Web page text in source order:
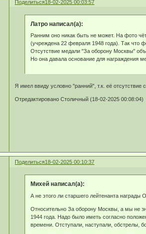
Поделиться18-02-2025 00:03:57
Латро написал(а):
Ранним оно никак быть не может. На фото
(учреждена 22 февраля 1948 года). Так что
Отсутствие медали "За оборону Москвы"
Но она давала основание для награждения
Я имел ввиду условно "ранний", т.к. её
Отредактировано Столичный (18-02-2025 00:08:04)
Поделиться18-02-2025 00:10:37
Михей написал(а):
А не этого ли старшего лейтенанта награды
Относительно За оборону Москвы, а мы не
1944 года. Надо было иметь согласно
времени. Отступали, наступали, обстрелы,